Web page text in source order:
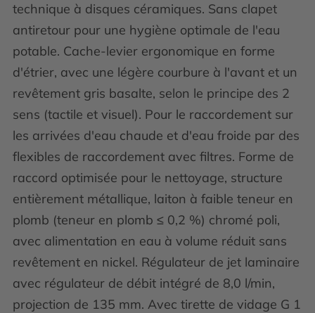
technique à disques céramiques. Sans clapet
antiretour pour une hygiène optimale de l'eau
potable. Cache-levier ergonomique en forme
d'étrier, avec une légère courbure à l'avant et un
revêtement gris basalte, selon le principe des 2
sens (tactile et visuel). Pour le raccordement sur
les arrivées d'eau chaude et d'eau froide par des
flexibles de raccordement avec filtres. Forme de
raccord optimisée pour le nettoyage, structure
entièrement métallique, laiton à faible teneur en
plomb (teneur en plomb ≤ 0,2 %) chromé poli,
avec alimentation en eau à volume réduit sans
revêtement en nickel. Régulateur de jet laminaire
avec régulateur de débit intégré de 8,0 l/min,
projection de 135 mm. Avec tirette de vidage G 1